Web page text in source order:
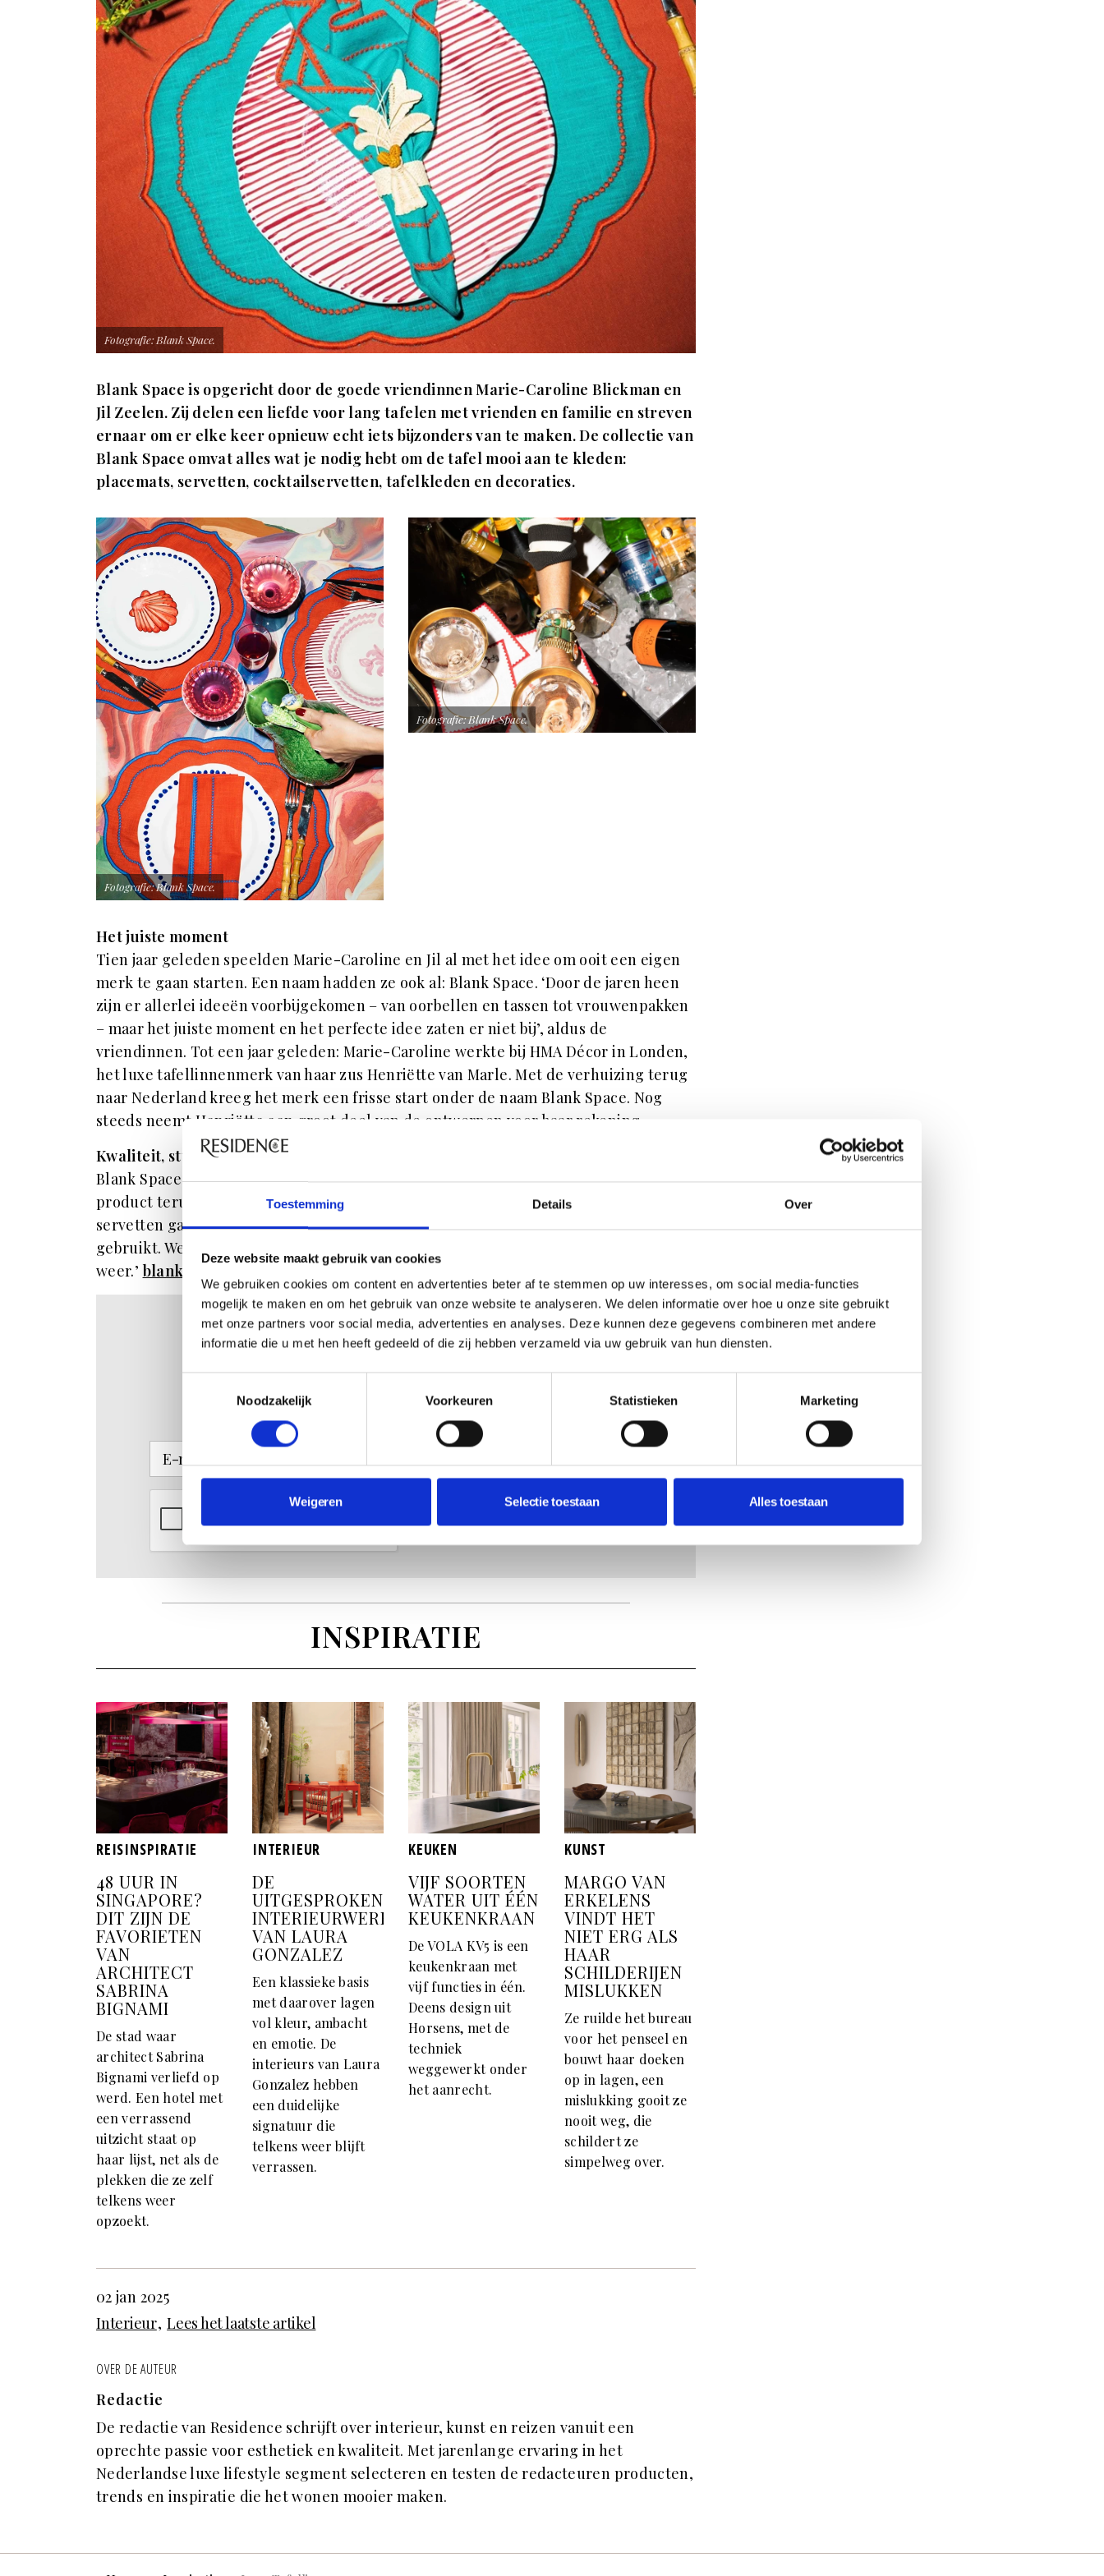
Toestemming Details Over
Deze website maakt gebruik van cookies
We gebruiken cookies om content en advertenties beter af te stemmen op uw interesses, om social media-functies
mogelijk te maken en om het gebruik van onze website te analyseren. We delen informatie over hoe u onze site gebruikt
met onze partners voor social media, advertenties en analyses. Deze kunnen deze gegevens combineren met andere
informatie die u met hen heeft gedeeld of die zij hebben verzameld via uw gebruik van hun diensten.
Noodzakelijk
Voorkeuren Statistieken Marketing
Weigeren Selectie toestaan Alles toestaan
Fotografie: Blank Space.
Blank Space is opgericht door de goede vriendinnen Marie-Caroline Blickman en
Jil Zeelen. Zij delen een liefde voor lang tafelen met vrienden en familie en streven
ernaar om er elke keer opnieuw echt iets bijzonders van te maken. De collectie van
Blank Space omvat alles wat je nodig hebt om de tafel mooi aan te kleden:
placemats, servetten, cocktailservetten, tafelkleden en decoraties.
Fotografie: Blank Space.
Fotografie: Blank Space.
Het juiste moment
Tien jaar geleden speelden Marie-Caroline en Jil al met het idee om ooit een eigen
merk te gaan starten. Een naam hadden ze ook al: Blank Space. ‘Door de jaren heen
zijn er allerlei ideeën voorbijgekomen – van oorbellen en tassen tot vrouwenpakken
– maar het juiste moment en het perfecte idee zaten er niet bij’, aldus de
vriendinnen. Tot een jaar geleden: Marie-Caroline werkte bij HMA Décor in Londen,
het luxe tafellinnenmerk van haar zus Henriëtte van Marle. Met de verhuizing terug
naar Nederland kreeg het merk een frisse start onder de naam Blank Space. Nog
steeds neemt Henriëtte een groot deel van de ontwerpen voor haar rekening.
Kwaliteit, stijl en duurzaamheid
Blank Space staat voor kwaliteit, stijl en duurzaamheid – een filosofie die in elk
product terugkomt. ‘In tegenstelling tot wegwerpproducten zoals papieren
servetten gaan onze producten jarenlang mee en worden ze steeds opnieuw
gebruikt. We willen dat mensen blij worden van een mooi gedekte tafel, telkens
weer.’ blankspaceamsterdam.com
RESIDENCE
NIEUWSBRIEF
Schrijf je hier in voor onze nieuwsbrief.
INSCHRIJVEN
INSPIRATIE
REISINSPIRATIE
48 UUR IN
SINGAPORE?
DIT ZIJN DE
FAVORIETEN
VAN
ARCHITECT
SABRINA
BIGNAMI
De stad waar
architect Sabrina
Bignami verliefd op
werd. Een hotel met
een verrassend
uitzicht staat op
haar lijst, net als de
plekken die ze zelf
telkens weer
opzoekt.
INTERIEUR
DE
UITGESPROKEN
INTERIEURWERELD
VAN LAURA
GONZALEZ
Een klassieke basis
met daarover lagen
vol kleur, ambacht
en emotie. De
interieurs van Laura
Gonzalez hebben
een duidelijke
signatuur die
telkens weer blijft
verrassen.
KEUKEN
VIJF SOORTEN
WATER UIT ÉÉN
KEUKENKRAAN
De VOLA KV5 is een
keukenkraan met
vijf functies in één.
Deens design uit
Horsens, met de
techniek
weggewerkt onder
het aanrecht.
KUNST
MARGO VAN
ERKELENS
VINDT HET
NIET ERG ALS
HAAR
SCHILDERIJEN
MISLUKKEN
Ze ruilde het bureau
voor het penseel en
bouwt haar doeken
op in lagen, een
mislukking gooit ze
nooit weg, die
schildert ze
simpelweg over.
02 jan 2025
Interieur Lees het laatste artikel
OVER DE AUTEUR
Redactie
De redactie van Residence schrijft over interieur, kunst en reizen vanuit een
oprechte passie voor esthetiek en kwaliteit. Met jarenlange ervaring in het
Nederlandse luxe lifestyle segment selecteren en testen de redacteuren producten,
trends en inspiratie die het wonen mooier maken.